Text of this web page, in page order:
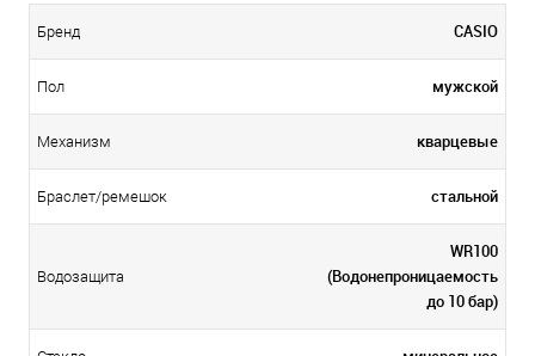
Бренд CASIO
Пол мужской
Механизм кварцевые
Браслет/ремешок стальной
Водозащита
WR100
(Водонепроницаемость
до 10 бар)